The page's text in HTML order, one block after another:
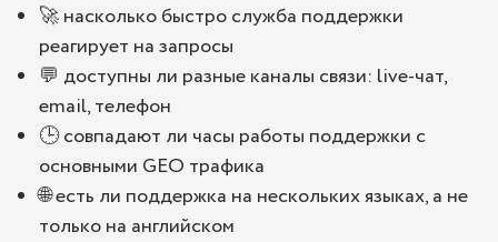
🚀 насколько быстро служба поддержки
реагирует на запросы
💬 доступны ли разные каналы связи: live-чат,
email, телефон
🕒 совпадают ли часы работы поддержки с
основными GEO трафика
🌐 есть ли поддержка на нескольких языках, а не
только на английском